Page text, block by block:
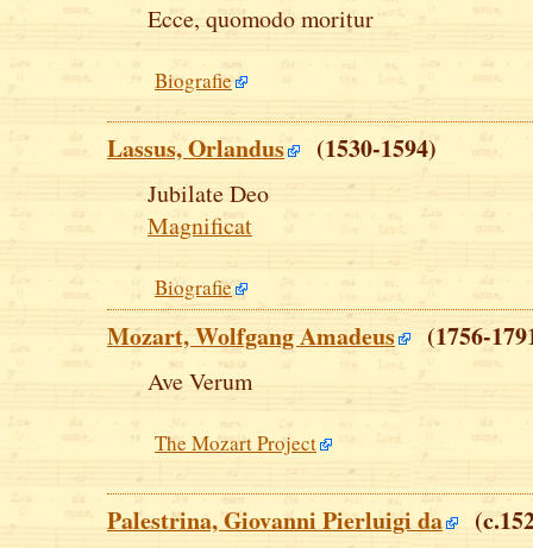
Ecce, quomodo moritur
Biografie
Lassus, Orlandus (1530-1594)
Jubilate Deo
Magnificat
Biografie
Mozart, Wolfgang Amadeus (1756-
Ave Verum
The Mozart Project
Palestrina, Giovanni Pierluigi da